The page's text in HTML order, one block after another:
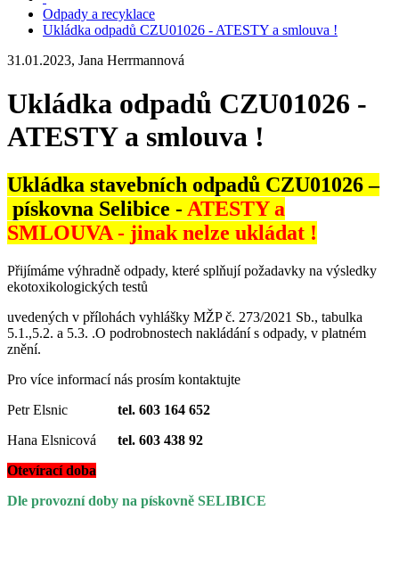
Odpady a recyklace
Ukládka odpadů CZU01026 - ATESTY a smlouva !
31.01.2023, Jana Herrmannová
Ukládka odpadů CZU01026 -
ATESTY a smlouva !
Ukládka stavebních odpadů CZU01026 –
pískovna Selibice - ATESTY a
SMLOUVA - jinak nelze ukládat !
Přijímáme výhradně odpady, které splňují požadavky na výsledky
ekotoxikologických testů
uvedených v přílohách vyhlášky MŽP č. 273/2021 Sb., tabulka
5.1.,5.2. a 5.3. .O podrobnostech nakládání s odpady, v platném
znění.
Pro více informací nás prosím kontaktujte
Petr Elsnic tel. 603 164 652
Hana Elsnicová tel. 603 438 92
Otevírací doba
Dle provozní doby na pískovně SELIBICE